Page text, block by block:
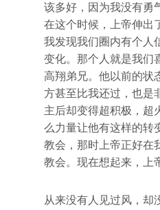
该多好，因为我没有勇
在这个时候，上帝伸出
我发现我们圈内有个人
变化。那个人就是我们
高翔弟兄。他以前的状
方甚至比我还过，也是
主后却变得超积极，超
么力量让他有这样的转
教会，那时上帝正好在
教会。现在想起来，上
从来没有人见过风，却